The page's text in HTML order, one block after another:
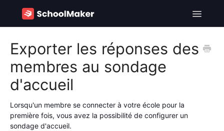
Toggle
SchoolMaker - EN
Exporter les réponses des
membres au sondage
d'accueil
Lorsqu'un membre se connecter à votre école pour la
première fois, vous avez la possibilité de configurer un
sondage d'accueil.